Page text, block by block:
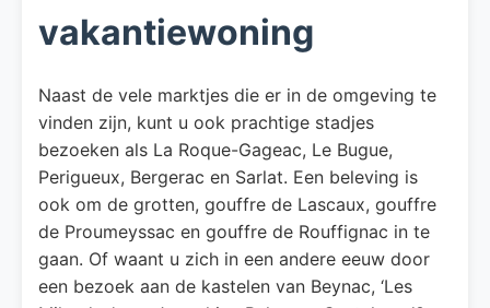
vakantiewoning
Naast de vele marktjes die er in de omgeving te
vinden zijn, kunt u ook prachtige stadjes
bezoeken als La Roque-Gageac, Le Bugue,
Perigueux, Bergerac en Sarlat. Een beleving is
ook om de grotten, gouffre de Lascaux, gouffre
de Proumeyssac en gouffre de Rouffignac in te
gaan. Of waant u zich in een andere eeuw door
een bezoek aan de kastelen van Beynac, ‘Les